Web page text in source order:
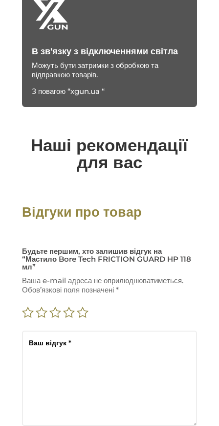
В зв'язку з відключеннями світла
Можуть бути затримки з обробкою та
відправкою товарів.
З повагою “xgun.ua “
Наші рекомендації
для вас
Відгуки про товар
Будьте першим, хто залишив відгук на
“Мастило Bore Tech FRICTION GUARD HP 118
мл”
Ваша e-mail адреса не оприлюднюватиметься.
Обов’язкові поля позначені *